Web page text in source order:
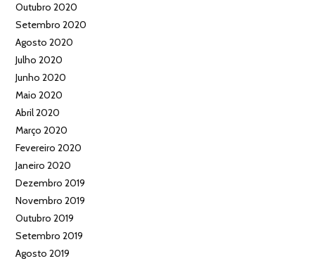
Outubro 2020
Setembro 2020
Agosto 2020
Julho 2020
Junho 2020
Maio 2020
Abril 2020
Março 2020
Fevereiro 2020
Janeiro 2020
Dezembro 2019
Novembro 2019
Outubro 2019
Setembro 2019
Agosto 2019